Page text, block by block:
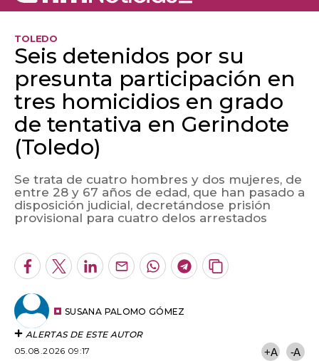
TOLEDO
Seis detenidos por su
presunta participación en
tres homicidios en grado
de tentativa en Gerindote
(Toledo)
Se trata de cuatro hombres y dos mujeres, de
entre 28 y 67 años de edad, que han pasado a
disposición judicial, decretándose prisión
provisional para cuatro delos arrestados
Algo salió mal.
An error occurred, please try again later.
Facebook
TwitterLinkedInEnviarWhatsapp
Telegram
Copiar
SUSANA PALOMO GÓMEZ
ALERTAS DE ESTE AUTOR
05.08.2026 09:17
+A -A